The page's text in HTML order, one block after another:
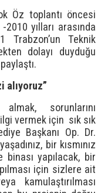
Öz toplantı öncesi
yılları arasında
Trabzon’un Teknik
dolayı duyduğu
sorunlarını
vermek için sık sık
Başkanı Op. Dr.
bir kısmınız
yapılacak, bir
için sizlere ait
kamulaştırılması